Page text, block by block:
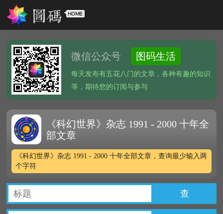
微信公众号 图码生活
每天发布有五花八门的文章，各种有趣的知识
等，期待您的订阅与参与
《科幻世界》杂志 1991 - 2000 十年全
部文章
《科幻世界》杂志 1991 - 2000 十年全部文章，查询最少输入两
个字符
查